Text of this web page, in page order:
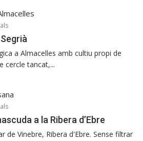
a Almacelles amb cultiu propi de
cercle tancat,...
a la Ribera d’Ebre
de Vinebre, Ribera d'Ebre. Sense filtrar